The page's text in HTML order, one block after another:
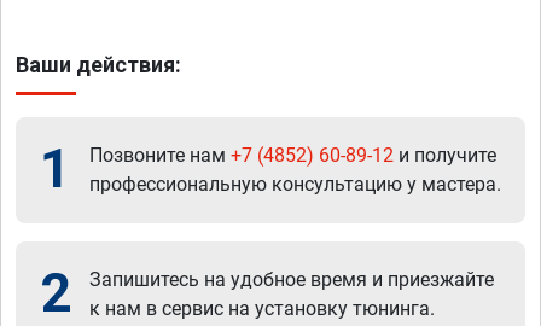
Ваши действия:
1 Позвоните нам +7 (4852) 60-89-12 и получите
профессиональную консультацию у мастера.
2
Запишитесь на удобное время и приезжайте
к нам в сервис на установку тюнинга.